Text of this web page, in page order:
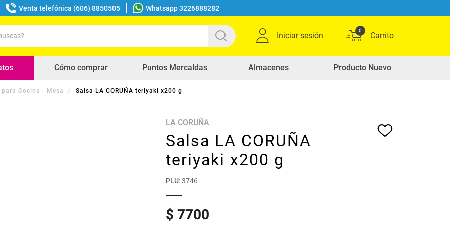
Venta telefónica (606) 8850505 Whatsapp 3226888282
Iniciar sesión
0
Cómo comprar Puntos Mercaldas Almacenes Producto Nuevo
Cocina - Mesa Salsa LA CORUÑA teriyaki x200 g
LA CORUÑA
Salsa LA CORUÑA
teriyaki x200 g
PLU:3746
$7700
buscados